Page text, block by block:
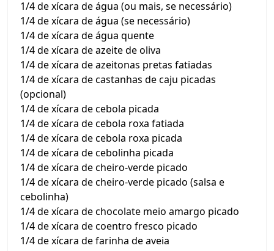
1/4 de xícara de água (ou mais, se necessário)
1/4 de xícara de água (se necessário)
1/4 de xícara de água quente
1/4 de xícara de azeite de oliva
1/4 de xícara de azeitonas pretas fatiadas
1/4 de xícara de castanhas de caju picadas
(opcional)
1/4 de xícara de cebola picada
1/4 de xícara de cebola roxa fatiada
1/4 de xícara de cebola roxa picada
1/4 de xícara de cebolinha picada
1/4 de xícara de cheiro-verde picado
1/4 de xícara de cheiro-verde picado (salsa e
cebolinha)
1/4 de xícara de chocolate meio amargo picado
1/4 de xícara de coentro fresco picado
1/4 de xícara de farinha de aveia